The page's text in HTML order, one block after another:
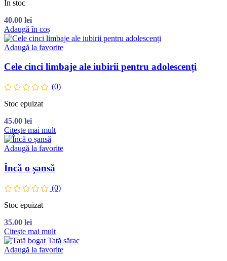
În stoc
40.00 lei
Adaugă în coș
Adaugă la favorite
Cele cinci limbaje ale iubirii pentru adolescenți
(0)
Stoc epuizat
45.00 lei
Citește mai mult
Adaugă la favorite
Încă o șansă
(0)
Stoc epuizat
35.00 lei
Citește mai mult
Adaugă la favorite